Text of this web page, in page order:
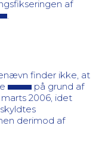
af
finder ikke, at
på grund af
2006, idet
derimod af